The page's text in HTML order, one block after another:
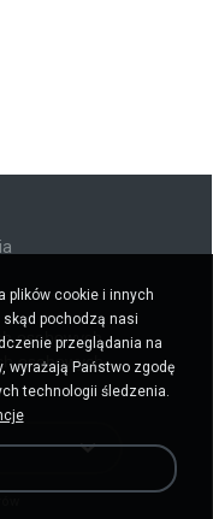
osobowych
osobowych
plików cookie i innych
pochodzą nasi
przeglądania na
wyrażają Państwo zgodę
technologii śledzenia.